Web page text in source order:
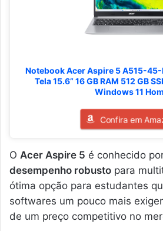
Notebook Acer Aspire 5 A515-45-
Tela 15.6” 16 GB RAM 512 GB
Windows 11
Confira em
O Acer Aspire 5 é conhecido
desempenho robusto para
ótima opção para estudantes
softwares um pouco mais
de um preço competitivo no